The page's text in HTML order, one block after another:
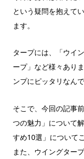
という疑問を抱えて
ます。
タープには、「ウイ
ープ」など様々あり
ンプにピッタリなんで
そこで、今回の記事
つの魅力」について
すめ10選」について
また、ウイングター